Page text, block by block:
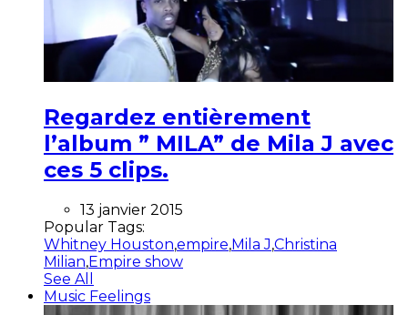
Regardez entièrement
l’album ” MILA” de Mila J avec
ces 5 clips.
13 janvier 2015
Popular Tags:
Whitney Houston,empire,Mila J,Christina
Milian,Empire show
See All
Music Feelings